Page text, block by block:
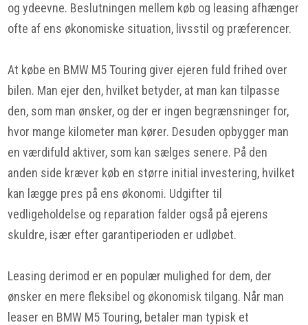
og ydeevne. Beslutningen mellem køb og leasing afhænger
ofte af ens økonomiske situation, livsstil og præferencer.
At købe en BMW M5 Touring giver ejeren fuld frihed over
bilen. Man ejer den, hvilket betyder, at man kan tilpasse
den, som man ønsker, og der er ingen begrænsninger for,
hvor mange kilometer man kører. Desuden opbygger man
en værdifuld aktiver, som kan sælges senere. På den
anden side kræver køb en større initial investering, hvilket
kan lægge pres på ens økonomi. Udgifter til
vedligeholdelse og reparation falder også på ejerens
skuldre, især efter garantiperioden er udløbet.
Leasing derimod er en populær mulighed for dem, der
ønsker en mere fleksibel og økonomisk tilgang. Når man
leaser en BMW M5 Touring, betaler man typisk et